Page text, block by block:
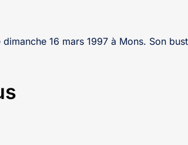
16 mars 1997 à Mons. Son